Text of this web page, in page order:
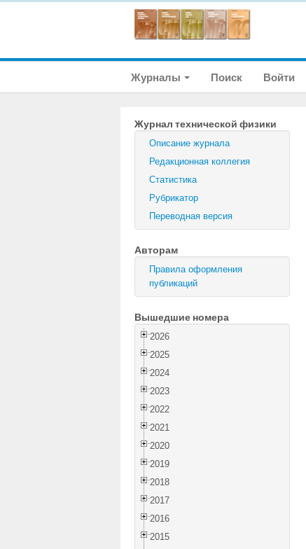
Журналы Поиск Войти
Журнал технической физики
Описание журнала
Редакционная коллегия
Статистика
Рубрикатор
Переводная версия
Авторам
Правила оформления
публикаций
Вышедшие номера
2026
2025
2024
2023
2022
2021
2020
2019
2018
2017
2016
2015